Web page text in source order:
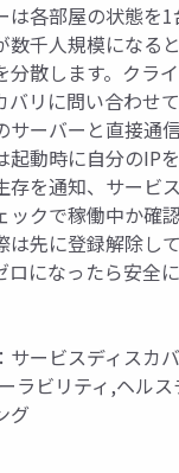
は各部屋の状態を1
数千人規模になる
分散します。クラ
バリに問い合わせ
サーバーと直接通
起動時に自分のIP
存を通知、サービ
ックで稼働中か確
は先に登録解除し
ロになったら安全
サービスディスカ
ラビリティ,ヘル
グ